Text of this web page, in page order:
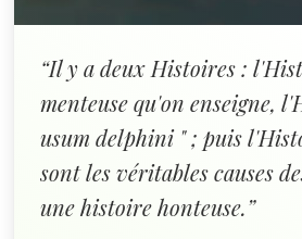
“Il y a deux Histoires :
menteuse qu'on enseigne,
usum delphini " ; puis
sont les véritables causes
une histoire honteuse.”